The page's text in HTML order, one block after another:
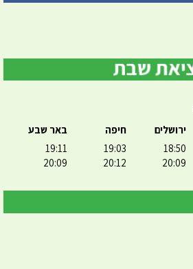
ירושלים
18:50
20:09
חיפה
19:03
20:12
באר שבע
19:11
20:09